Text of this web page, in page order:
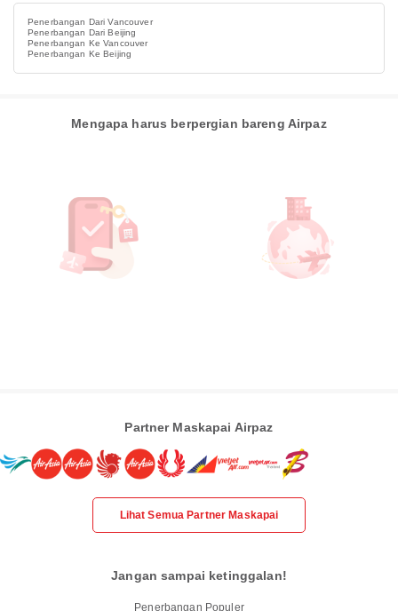
Penerbangan Dari Vancouver
Penerbangan Dari Beijing
Penerbangan Ke Vancouver
Penerbangan Ke Beijing
Mengapa harus berpergian bareng Airpaz
Partner Maskapai Airpaz
Lihat Semua Partner Maskapai
Jangan sampai ketinggalan!
Penerbangan Populer